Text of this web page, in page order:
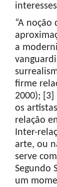
“A
a
firme
2000); [3]
os
relação
Inter-
arte, ou
serve
Segundo
um